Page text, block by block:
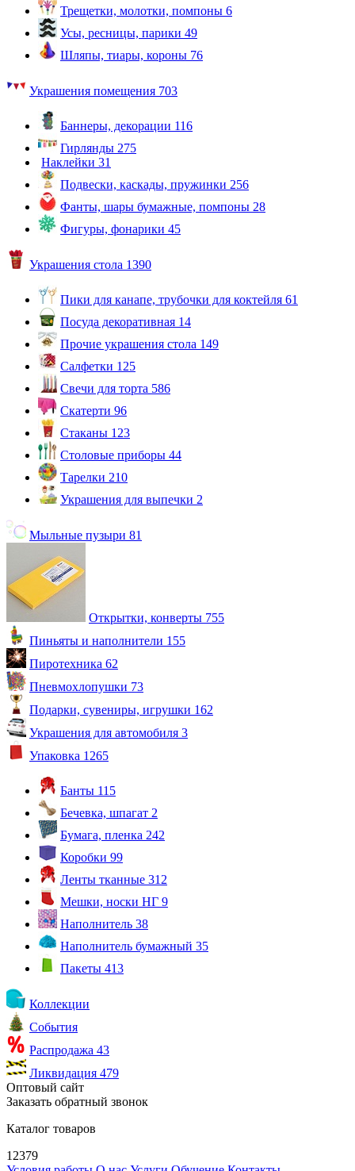
Трещетки, молотки, помпоны 6
Усы, ресницы, парики 49
Шляпы, тиары, короны 76
Украшения помещения 703
Баннеры, декорации 116
Гирлянды 275
Наклейки 31
Подвески, каскады, пружинки 256
Фанты, шары бумажные, помпоны 28
Фигуры, фонарики 45
Украшения стола 1390
Пики для канапе, трубочки для коктейля 61
Посуда декоративная 14
Прочие украшения стола 149
Салфетки 125
Свечи для торта 586
Скатерти 96
Стаканы 123
Столовые приборы 44
Тарелки 210
Украшения для выпечки 2
Мыльные пузыри 81
Открытки, конверты 755
Пиньяты и наполнители 155
Пиротехника 62
Пневмохлопушки 73
Подарки, сувениры, игрушки 162
Украшения для автомобиля 3
Упаковка 1265
Банты 115
Бечевка, шпагат 2
Бумага, пленка 242
Коробки 99
Ленты тканные 312
Мешки, носки НГ 9
Наполнитель 38
Наполнитель бумажный 35
Пакеты 413
Коллекции
События
Распродажа 43
Ликвидация 479
Оптовый сайт
Заказать обратный звонок
Каталог товаров
12379